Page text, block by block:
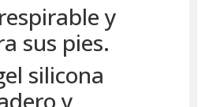
y
sus pies.
silicona
y